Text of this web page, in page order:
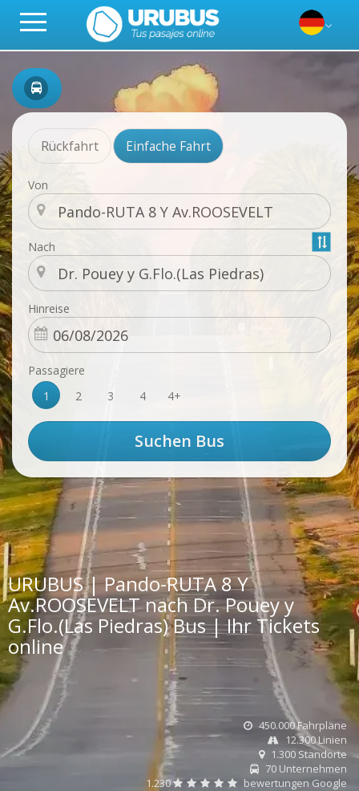
Rückfahrt Einfache Fahrt
Von
Nach
Hinreise
Passagiere
1
2 3 4 4+
URUBUS | Pando-RUTA 8 Y
Av.ROOSEVELT nach Dr. Pouey y
G.Flo.(Las Piedras) Bus | Ihr Tickets
online
450.000 Fahrpläne
12.300 Linien
1.300 Standorte
70 Unternehmen
1.230
bewertungen Google